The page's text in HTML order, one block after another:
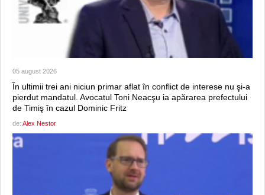
05 august 2026
În ultimii trei ani niciun primar aflat în conflict de interese nu şi-a
pierdut mandatul. Avocatul Toni Neacşu ia apărarea prefectului
de Timiş în cazul Dominic Fritz
de: Alex Nestor